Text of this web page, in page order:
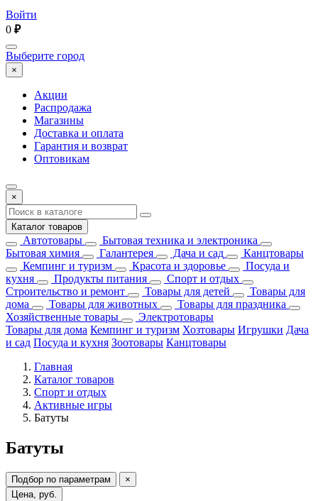
Войти
0 ₽
Выберите город
×
Акции
Распродажа
Магазины
Доставка и оплата
Гарантия и возврат
Оптовикам
×
Каталог товаров
Автотовары
Бытовая техника и электроника
Бытовая химия
Галантерея Дача и сад
Канцтовары
Кемпинг и туризм
Красота и здоровье
Посуда и
кухня
Продукты питания
Спорт и отдых
Строительство и ремонт
Товары для детей
Товары для
дома
Товары для животных
Товары для праздника
Хозяйственные товары
Электротовары
Товары для дома Кемпинг и туризм Хозтовары Игрушки Дача
и сад Посуда и кухня Зоотовары Канцтовары
Главная
Каталог товаров
Спорт и отдых
Активные игры
Батуты
Батуты
Подбор по параметрам
×
Цена, руб.